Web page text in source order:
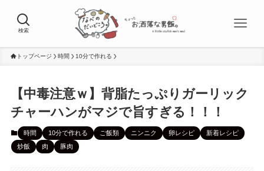
検索
トップページ 時間 10分で作れる
【中毒注意ｗ】背脂たっぷりガーリック
チャーハンがマジで旨すぎる！！！
時間 10分で作れる ご飯類 ニンニク 卵レシピ
新着レシピ
炒飯
肉 豚肉